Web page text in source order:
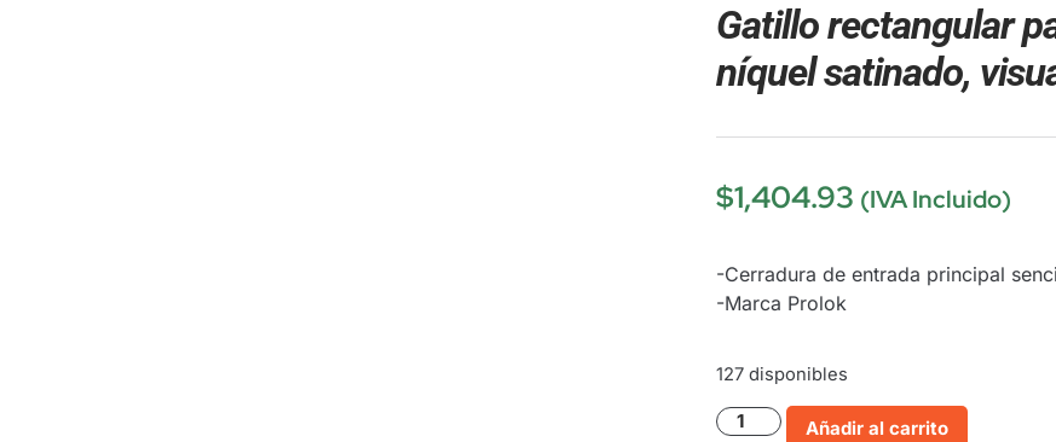
Gatillo rectangular
níquel satinado,
$1,404.93 (IVA Incluido)
-Cerradura de entrada principal
-Marca Prolok
127 disponibles
Añadir al carrito